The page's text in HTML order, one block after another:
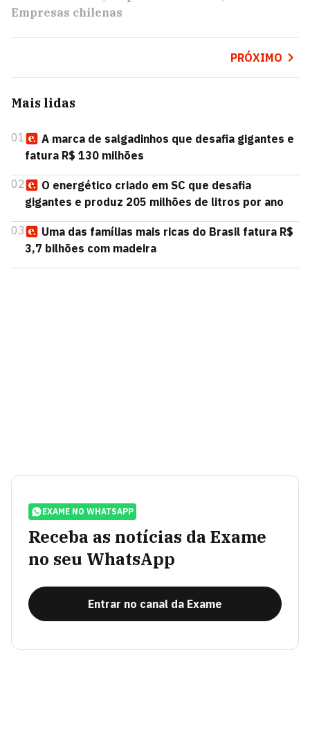
Empresas chilenas
PRÓXIMO
Mais lidas
01
A marca de salgadinhos que desafia gigantes e
fatura R$ 130 milhões
02
O energético criado em SC que desafia
gigantes e produz 205 milhões de litros por ano
03
Uma das famílias mais ricas do Brasil fatura R$
3,7 bilhões com madeira
EXAME NO WHATSAPP
Receba as notícias da Exame
no seu WhatsApp
Entrar no canal da Exame